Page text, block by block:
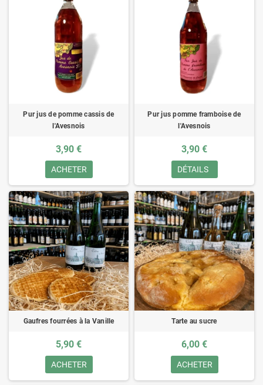
Pur jus de pomme cassis de
l'Avesnois
3,90 €
ACHETER
Pur jus pomme framboise de
l'Avesnois
3,90 €
DÉTAILS
Gaufres fourrées à la Vanille
5,90 €
ACHETER
Tarte au sucre
6,00 €
ACHETER